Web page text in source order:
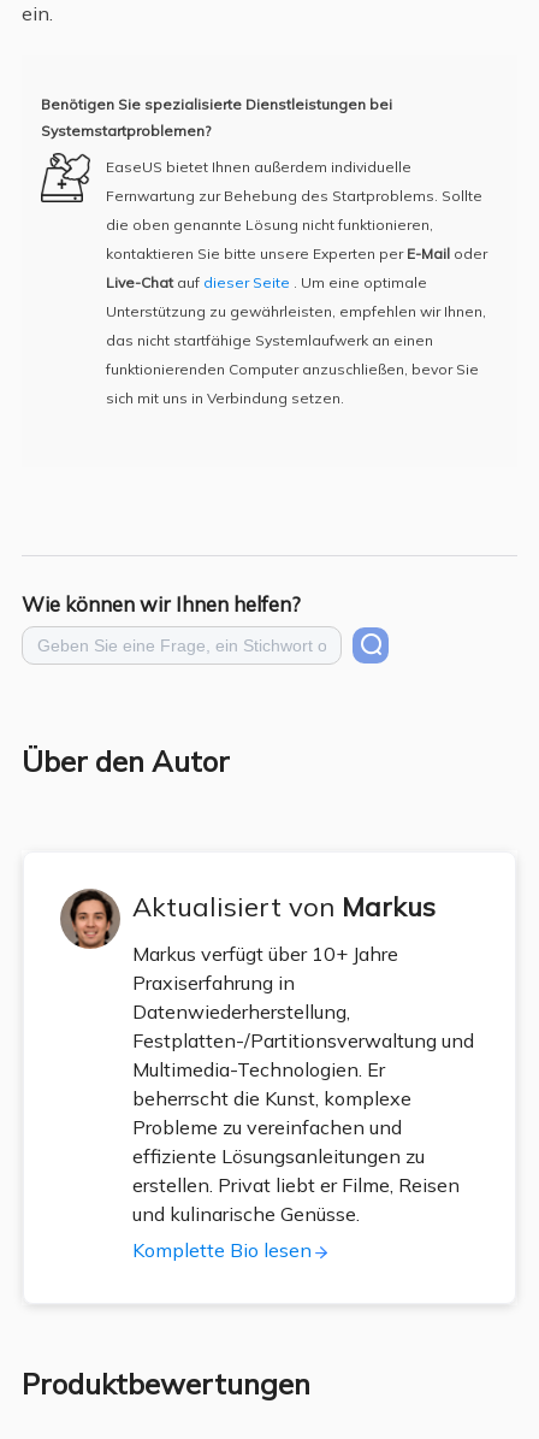
ein.
Benötigen Sie spezialisierte Dienstleistungen bei
Systemstartproblemen?
EaseUS bietet Ihnen außerdem individuelle
Fernwartung zur Behebung des Startproblems. Sollte
die oben genannte Lösung nicht funktionieren,
kontaktieren Sie bitte unsere Experten per E-Mail oder
Live-Chatauf dieser Seite . Um eine optimale
Unterstützung zu gewährleisten, empfehlen wir Ihnen,
das nicht startfähige Systemlaufwerk an einen
funktionierenden Computer anzuschließen, bevor Sie
sich mit uns in Verbindung setzen.
Wie können wir Ihnen helfen?
Über den Autor
Aktualisiert von Markus
Markus verfügt über 10+ Jahre
Praxiserfahrung in
Datenwiederherstellung,
Festplatten-/Partitionsverwaltung und
Multimedia-Technologien. Er
beherrscht die Kunst, komplexe
Probleme zu vereinfachen und
effiziente Lösungsanleitungen zu
erstellen. Privat liebt er Filme, Reisen
und kulinarische Genüsse.
Komplette Bio lesen
Produktbewertungen